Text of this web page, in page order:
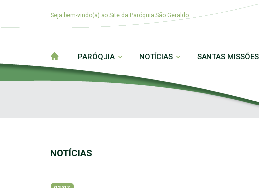
Seja bem-vindo(a) ao Site da Paróquia São Geraldo
PARÓQUIA NOTÍCIAS SANTAS MISSÕES
NOTÍCIAS